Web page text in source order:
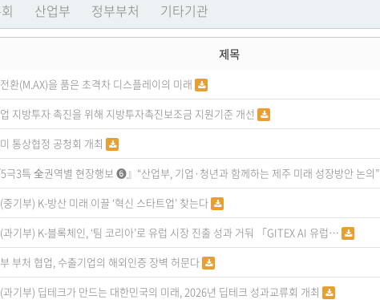
산업부 정부부처 기타기관
제목
환(M.AX)을 품은 초격차 디스플레이의 미래
지방투자 촉진을 위해 지방투자촉진보조금 지원기준 개선
통상협정 공청회 개최
5극3특 全권역별 현장행보 ➏』“산업부, 기업·청년과 함께하는 제주 미래 성장방안 논의”
(중기부) K-방산 미래 이끌 ‘혁신 스타트업’ 찾는다
(과기부) K-블록체인, ‘팀 코리아’로 유럽 시장 진출 성과 거둬 「GITEX AI 유럽…
부처 협업, 수출기업의 해외인증 장벽 허문다
(과기부) 딥테크가 만드는 대한민국의 미래, 2026년 딥테크 성과교류회 개최